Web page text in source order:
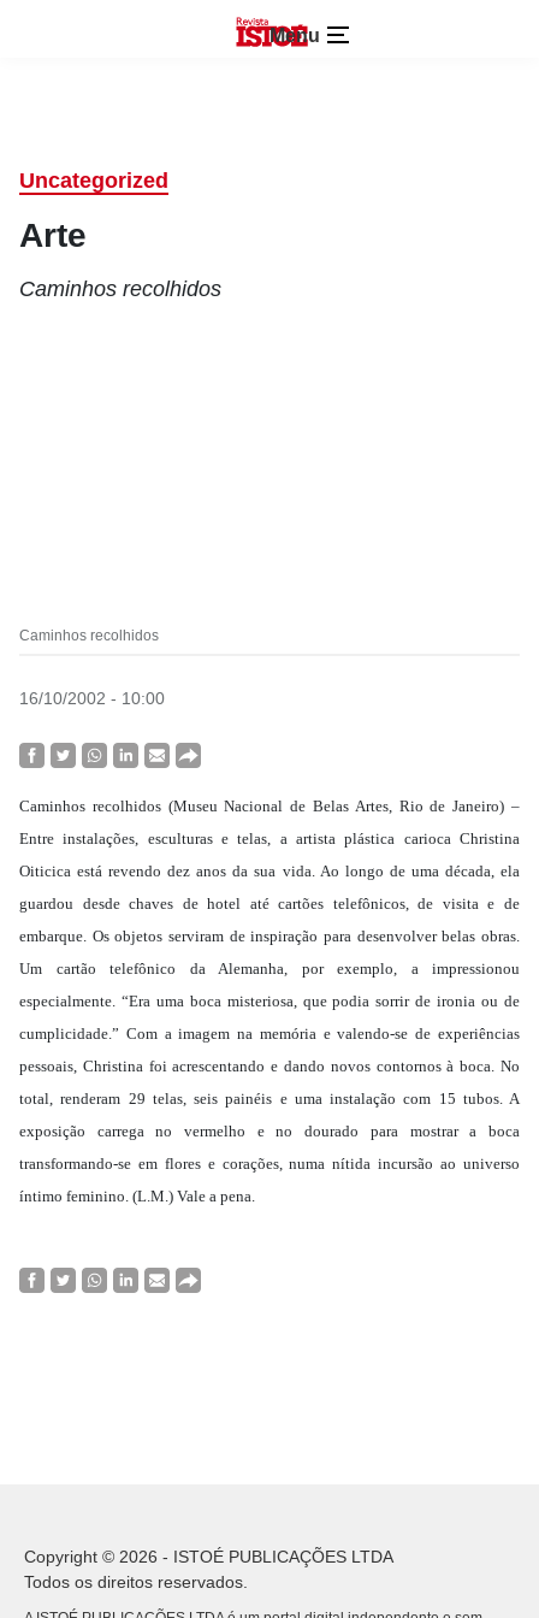
Menu
Uncategorized
Arte
Caminhos recolhidos
Caminhos recolhidos
16/10/2002 - 10:00
Caminhos recolhidos (Museu Nacional de Belas Artes, Rio de Janeiro) –
Entre instalações, esculturas e telas, a artista plástica carioca Christina
Oiticica está revendo dez anos da sua vida. Ao longo de uma década, ela
guardou desde chaves de hotel até cartões telefônicos, de visita e de
embarque. Os objetos serviram de inspiração para desenvolver belas obras.
Um cartão telefônico da Alemanha, por exemplo, a impressionou
especialmente. “Era uma boca misteriosa, que podia sorrir de ironia ou de
cumplicidade.” Com a imagem na memória e valendo-se de experiências
pessoais, Christina foi acrescentando e dando novos contornos à boca. No
total, renderam 29 telas, seis painéis e uma instalação com 15 tubos. A
exposição carrega no vermelho e no dourado para mostrar a boca
transformando-se em flores e corações, numa nítida incursão ao universo
íntimo feminino. (L.M.) Vale a pena.
Copyright © 2026 - ISTOÉ PUBLICAÇÕES LTDA
Todos os direitos reservados.